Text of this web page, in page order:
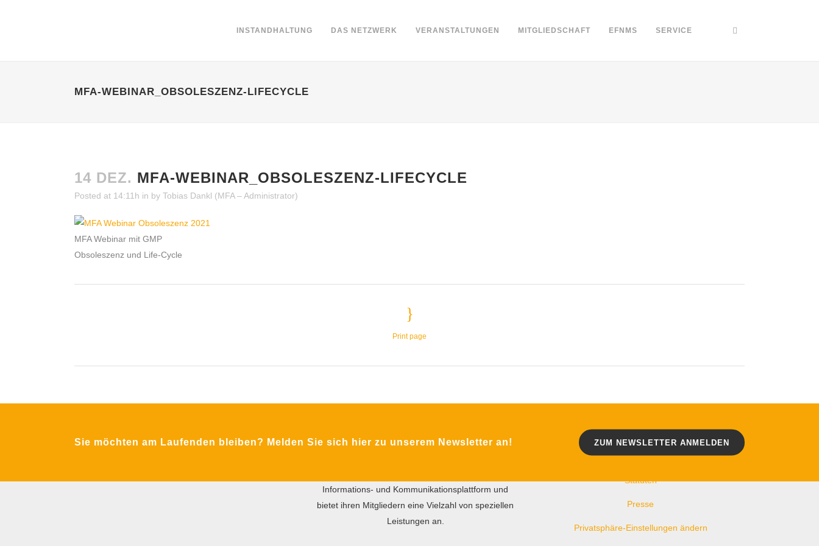
INSTANDHALTUNG DAS NETZWERK VERANSTALTUNGEN MITGLIEDSCHAFT EFNMS SERVICE
MFA-WEBINAR_OBSOLESZENZ-LIFECYCLE
14 DEZ. MFA-WEBINAR_OBSOLESZENZ-LIFECYCLE
Posted at 14:11h in by Tobias Dankl (MFA – Administrator)
MFA Webinar mit GMP
Obsoleszenz und Life-Cycle
Print page
Sie möchten am Laufenden bleiben? Melden Sie sich hier zu unserem Newsletter an! ZUM NEWSLETTER ANMELDEN
Email:office@mfa-netzwerk.at
zwischen Wirtschaft und Wissenschaft in den
Informations- und Kommunikationsplattform und
bietet ihren Mitgliedern eine Vielzahl von speziellen
Leistungen an.
Impressum
Datenschutz
Statuten
Presse
Privatsphäre-Einstellungen ändern